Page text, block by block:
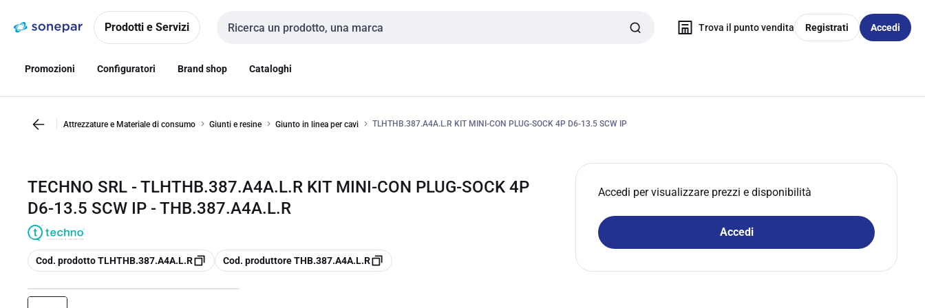
navigazionealla
Prodotti e Servizi
Cerca input
Trova il punto vendita Registrati Accedi
Promozioni Configuratori Brand shop Cataloghi
Attrezzature e Materiale di consumo Giunti e resine Giunto in linea per cavi TLHTHB.387.A4A.L.R KIT MINI-CON PLUG-SOCK 4P D6-13.5 SCW IP
TECHNO SRL - TLHTHB.387.A4A.L.R KIT MINI-CON PLUG-SOCK 4P
D6-13.5 SCW IP - THB.387.A4A.L.R
copia
Cod. prodotto TLHTHB.387.A4A.L.R copia
Cod. produttore THB.387.A4A.L.R
Accedi per visualizzare prezzi e disponibilità
Accedi